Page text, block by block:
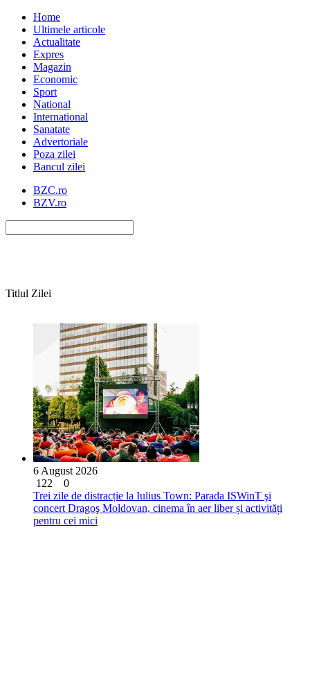
Home
Ultimele articole
Actualitate
Expres
Magazin
Economic
Sport
National
International
Sanatate
Advertoriale
Poza zilei
Bancul zilei
BZC.ro
BZV.ro
Titlul Zilei
6 August 2026
122
0
Trei zile de distracție la Iulius Town: Parada ISWinT şi
concert Dragoş Moldovan, cinema în aer liber și activități
pentru cei mici